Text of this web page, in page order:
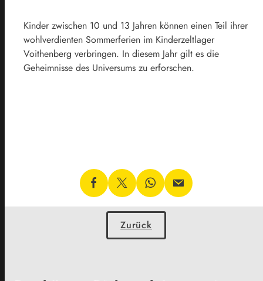
Kinder zwischen 10 und 13 Jahren können einen Teil ihrer
wohlverdienten Sommerferien im Kinderzeltlager
Voithenberg verbringen. In diesem Jahr gilt es die
Geheimnisse des Universums zu erforschen.
Zurück